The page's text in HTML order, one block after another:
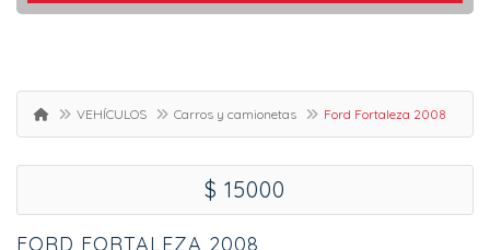
VEHÍCULOS Carros y camionetas Ford Fortaleza 2008
$ 15000
FORD FORTALEZA 2008